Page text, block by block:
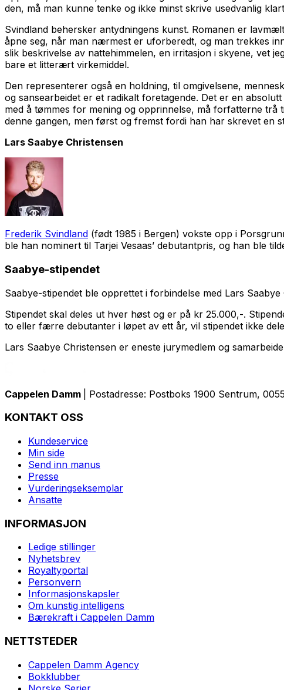
den, må man kunne tenke og ikke minst skrive usedvanlig
Svindland behersker antydningens kunst. Romanen er
åpne seg, når man nærmest er uforberedt, og man trekkes
slik beskrivelse av nattehimmelen, en irritasjon i skyene, vet
bare et litterært virkemiddel.
Den representerer også en holdning, til omgivelsene,
og sansearbeidet er et radikalt foretagende. Det er en
med å tømmes for mening og opprinnelse, må forfatterne trå
denne gangen, men først og fremst fordi han har skrevet en
Lars Saabye Christensen
Frederik Svindland (født 1985 i Bergen) vokste opp i
ble han nominert til Tarjei Vesaas’ debutantpris, og han ble
Saabye-stipendet
Saabye-stipendet ble opprettet i forbindelse med Lars
Stipendet skal deles ut hver høst og er på kr 25.000,-.
to eller færre debutanter i løpet av ett år, vil stipendet ikke
Lars Saabye Christensen er eneste jurymedlem og
Cappelen Damm | Postadresse: Postboks 1900 Sentrum,
KONTAKT OSS
Kundeservice
Min side
Send inn manus
Presse
Vurderingseksemplar
Ansatte
INFORMASJON
Ledige stillinger
Nyhetsbrev
Royaltyportal
Personvern
Informasjonskapsler
Om kunstig intelligens
Bærekraft i Cappelen Damm
NETTSTEDER
Cappelen Damm Agency
Bokklubber